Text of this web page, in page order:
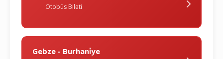
Otobüs Bileti
Gebze - Burhani̇ye